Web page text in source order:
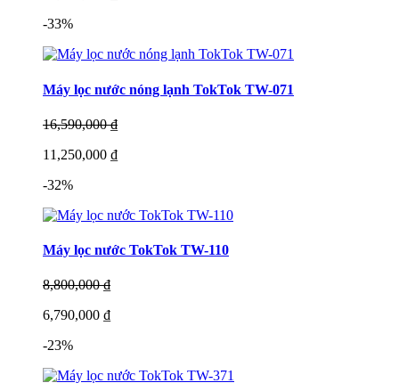
-33%
Máy lọc nước nóng lạnh TokTok TW-071
16,590,000 ₫
11,250,000 ₫
-32%
Máy lọc nước TokTok TW-110
8,800,000 ₫
6,790,000 ₫
-23%